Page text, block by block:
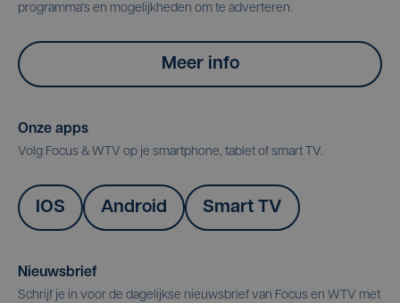
programma's en mogelijkheden om te adverteren.
Meer info
Onze apps
Volg Focus & WTV op je smartphone, tablet of smart TV.
IOS Android Smart TV
Nieuwsbrief
Schrijf je in voor de dagelijkse nieuwsbrief van Focus en WTV met